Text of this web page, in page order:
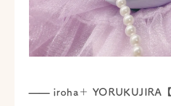
—— iroha＋ YORUKUJIRA【